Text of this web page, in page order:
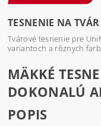
TESNENIE NA
Tvárové tesnenie pre
variantoch a rôznych
MÄKKÉ
DOKONALÚ
POPIS